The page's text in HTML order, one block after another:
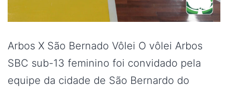
Arbos X São Bernado Vôlei O vôlei Arbos
SBC sub-13 feminino foi convidado pela
equipe da cidade de São Bernardo do